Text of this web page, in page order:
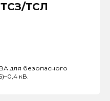
ТСЛ
для безопасного
кВ.